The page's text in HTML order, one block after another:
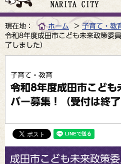
現在地： ホーム 子育て・教
令和8年度成田市こども未来政策委
了しました）
子育て・教育
令和8年度成田市こども
バー募集！（受付は終
成田市こども未来政策